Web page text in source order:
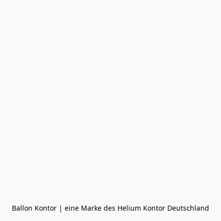
Ballon Kontor | eine Marke des Helium Kontor Deutschland